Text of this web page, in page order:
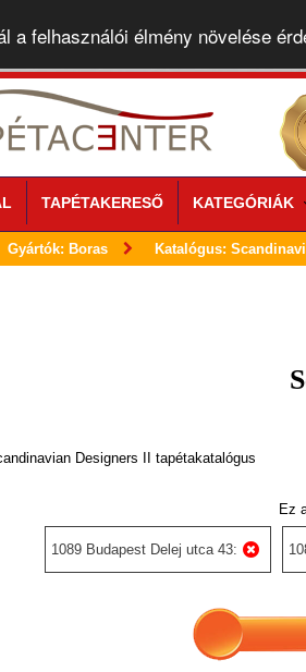
a felhasználói élmény növelése
TAPÉTAKERESŐ KATEGÓRIÁK
Gyártók: Boras Katalógus:
Designers II tapétakatalógus
Ez
1089 Budapest Delej utca 43: